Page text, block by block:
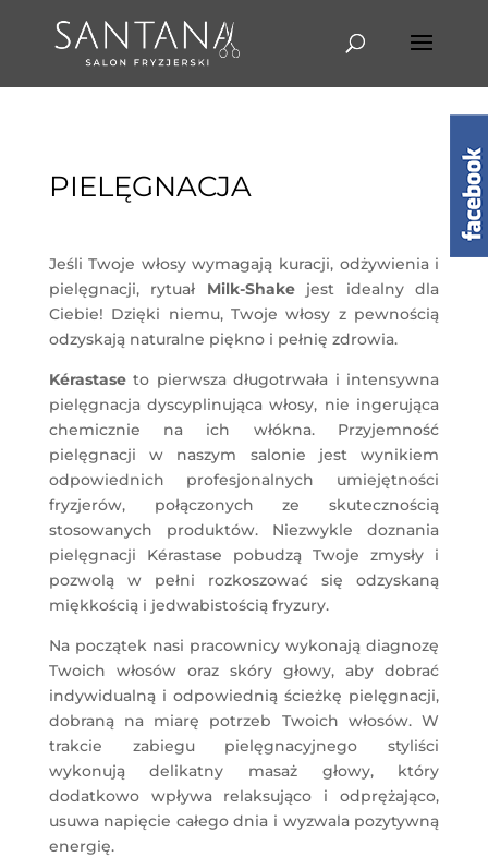
PIELĘGNACJA
Jeśli Twoje włosy wymagają kuracji, odżywienia i
pielęgnacji, rytuał Milk-Shakejest idealny dla
Ciebie! Dzięki niemu, Twoje włosy z pewnością
odzyskają naturalne piękno i pełnię zdrowia.
Kérastaseto pierwsza długotrwała i intensywna
pielęgnacja dyscyplinująca włosy, nie ingerująca
chemicznie na ich włókna. Przyjemność
pielęgnacji w naszym salonie jest wynikiem
odpowiednich profesjonalnych umiejętności
fryzjerów, połączonych ze skutecznością
stosowanych produktów. Niezwykle doznania
pielęgnacji Kérastase pobudzą Twoje zmysły i
pozwolą w pełni rozkoszować się odzyskaną
miękkością i jedwabistością fryzury.
Na początek nasi pracownicy wykonają diagnozę
Twoich włosów oraz skóry głowy, aby dobrać
indywidualną i odpowiednią ścieżkę pielęgnacji,
dobraną na miarę potrzeb Twoich włosów. W
trakcie zabiegu pielęgnacyjnego styliści
wykonują delikatny masaż głowy, który
dodatkowo wpływa relaksująco i odprężająco,
usuwa napięcie całego dnia i wyzwala pozytywną
energię.